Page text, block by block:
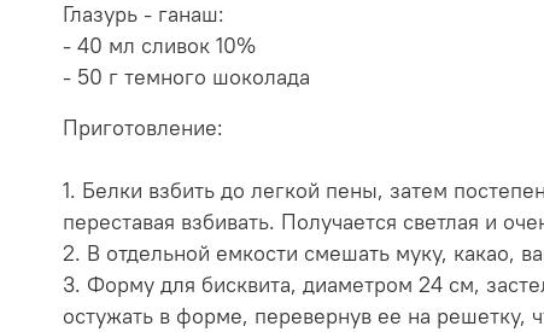
Глазурь - ганаш:
- 40 мл сливок 10%
- 50 г темного шоколада
Приготовление:
1. Белки взбить до легкой пены, затем
переставая взбивать. Получается светлая и
2. В отдельной емкости смешать муку, какао,
3. Форму для бисквита, диаметром 24 см,
остужать в форме, перевернув ее на решетку,